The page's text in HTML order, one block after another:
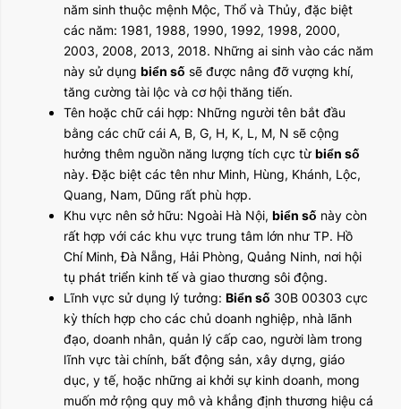
năm sinh thuộc mệnh Mộc, Thổ và Thủy, đặc biệt
các năm: 1981, 1988, 1990, 1992, 1998, 2000,
2003, 2008, 2013, 2018. Những ai sinh vào các năm
này sử dụng biển số sẽ được nâng đỡ vượng khí,
tăng cường tài lộc và cơ hội thăng tiến.
Tên hoặc chữ cái hợp: Những người tên bắt đầu
bằng các chữ cái A, B, G, H, K, L, M, N sẽ cộng
hưởng thêm nguồn năng lượng tích cực từ biển số
này. Đặc biệt các tên như Minh, Hùng, Khánh, Lộc,
Quang, Nam, Dũng rất phù hợp.
Khu vực nên sở hữu: Ngoài Hà Nội, biển số này còn
rất hợp với các khu vực trung tâm lớn như TP. Hồ
Chí Minh, Đà Nẵng, Hải Phòng, Quảng Ninh, nơi hội
tụ phát triển kinh tế và giao thương sôi động.
Lĩnh vực sử dụng lý tưởng: Biển số 30B 00303 cực
kỳ thích hợp cho các chủ doanh nghiệp, nhà lãnh
đạo, doanh nhân, quản lý cấp cao, người làm trong
lĩnh vực tài chính, bất động sản, xây dựng, giáo
dục, y tế, hoặc những ai khởi sự kinh doanh, mong
muốn mở rộng quy mô và khẳng định thương hiệu cá